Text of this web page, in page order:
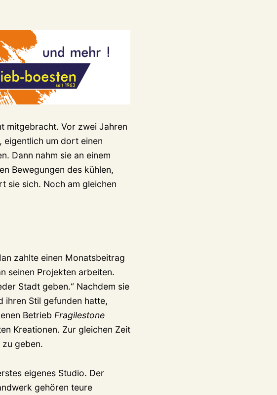
mitgebracht. Vor zwei Jahren
eigentlich um dort einen
Dann nahm sie an einem
Bewegungen des kühlen,
sie sich. Noch am gleichen
zahlte einen Monatsbeitrag
seinen Projekten arbeiten.
Stadt geben.“ Nachdem sie
ihren Stil gefunden hatte,
Betrieb Fragilestone
Kreationen. Zur gleichen Zeit
zu geben.
eigenes Studio. Der
gehören teure